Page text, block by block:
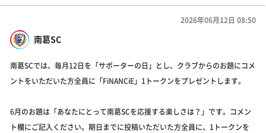
南葛SC
2026年06月12日 08:50
南葛SCでは、毎月12日を「サポーターの日」とし、クラブからのお題にコメ
ントをいただいた方全員に「FiNANCiE」1トークンをプレゼントします。
6月のお題は「あなたにとって南葛SCを応援する楽しさは？」です。コメン
ト欄にご記入ください。期日までに投稿いただいた方全員に、1トークンを